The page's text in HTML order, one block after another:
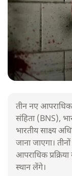
तीन नए आपराधिक
संहिता (BNS),
भारतीय साक्ष्य
जाना जाएगा।
आपराधिक
स्थान लेंगे।